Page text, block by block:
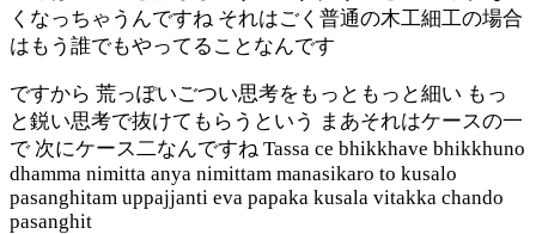
くなっちゃうんですね それはごく普通の木工細工の場合
はもう誰でもやってることなんです
ですから 荒っぽいごつい思考をもっともっと細い もっ
と鋭い思考で抜けてもらうという まあそれはケースの一
で 次にケース二なんですね Tassa ce bhikkhave bhikkhuno
dhamma nimitta anya nimittam manasikaro to kusalo
pasanghitam uppajjanti eva papaka kusala vitakka chando
pasanghit